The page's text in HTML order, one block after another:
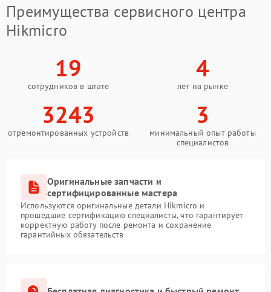
Преимущества сервисного центра
Hikmicro
19
сотрудников в штате
4
лет на рынке
3243
отремонтированных устройств
3
минимальный опыт работы
специалистов
Оригинальные запчасти и
сертифицированные мастера
Используются оригинальные детали Hikmicro и
прошедшие сертификацию специалисты, что гарантирует
корректную работу после ремонта и сохранение
гарантийных обязательств